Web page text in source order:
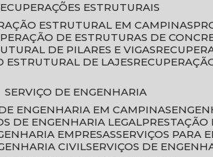
RECUPERAÇÕES ESTRUTURAIS
ESTRUTURAL EM CAMPINAS
DE ESTRUTURAS DE
DE PILARES E VIGAS
ESTRUTURAL DE LAJES
SERVIÇO DE ENGENHARIA
DE ENGENHARIA EM CAMPINAS
DE ENGENHARIA LEGAL
EMPRESAS SERVIÇOS PARA
CIVIL SERVIÇOS DE